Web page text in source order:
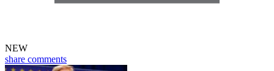
NEW
share comments